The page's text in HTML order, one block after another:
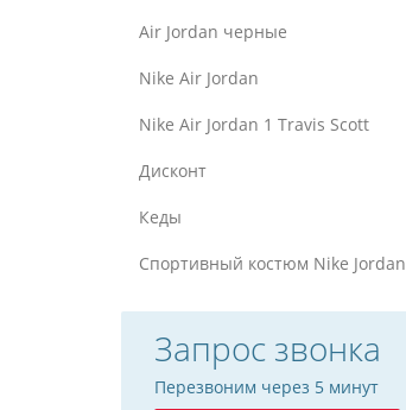
Air Jordan черные
Nike Air Jordan
Nike Air Jordan 1 Travis Scott
Дисконт
Кеды
Спортивный костюм Nike Jordan
Запрос звонка
Перезвоним через 5 минут